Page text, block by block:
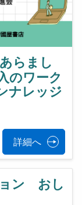
らまし
のワーク
ナレッジ
詳細へ
ン おし